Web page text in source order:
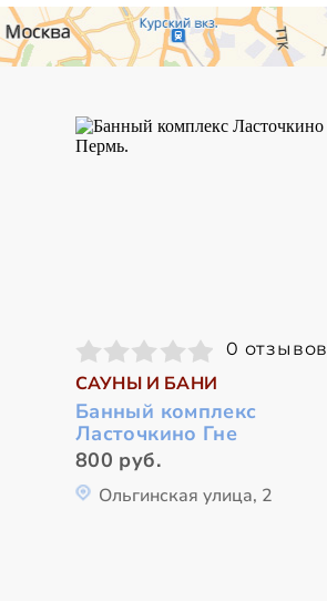
0 отзывов
САУНЫ И БАНИ
Банный комплекс
Ласточкино Гне
800 руб.
Ольгинская улица, 2